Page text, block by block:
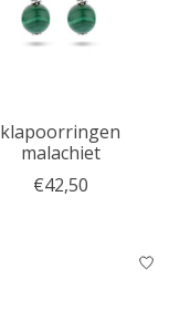
klapoorringen
malachiet
€42,50